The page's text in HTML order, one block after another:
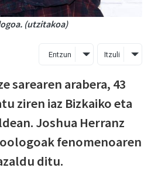
(utzitakoa)
Entzun Itzuli
sarearen arabera, 43
ziren iaz Bizkaiko eta
Joshua Herranz
fenomenoaren
ditu.